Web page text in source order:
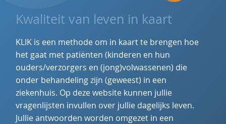
Kwaliteit van leven in kaart
KLIK is een methode om in kaart te brengen hoe
het gaat met patiënten (kinderen en hun
ouders/verzorgers en (jong)volwassenen) die
onder behandeling zijn (geweest) in een
ziekenhuis. Op deze website kunnen jullie
vragenlijsten invullen over jullie dagelijks leven.
Jullie antwoorden worden omgezet in een